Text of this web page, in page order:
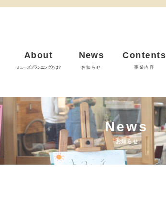
About
ミューズプランニングとは？
News
お知らせ
Contents
事業内容
News
お知らせ